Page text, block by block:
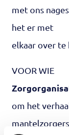
met ons
het er met
elkaar over te
VOOR WIE
om het